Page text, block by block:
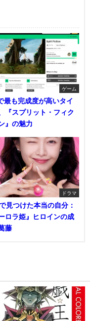
ゲーム
最も完成度が高いタイ
『スプリット・フィク
』の魅力
ドラマ
見つけた本当の自分：
ロラ姫』ヒロインの成
藤